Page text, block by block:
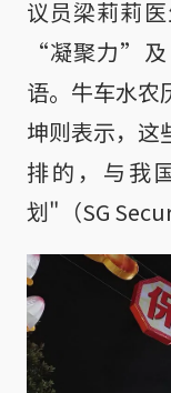
议员梁莉莉
“凝聚力”
语。牛车水农
坤则表示，
排的，与我
划"（SG